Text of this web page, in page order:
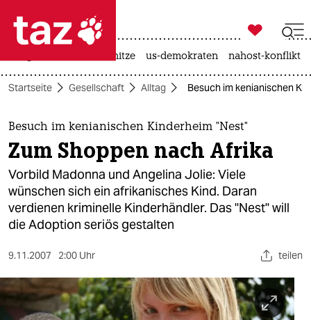
 taz zahl ich
taz zahl ich
themen
politik
öko
gesellschaft
kultur
sport
berlin

taz zahl ich
hitze us-demokraten nahost-konflikt
Startseite Gesellschaft Alltag Besuch im kenianischen
Besuch im kenianischen Kinderheim "Nest"
Zum Shoppen nach Afrika
Vorbild Madonna und Angelina Jolie: Viele
wünschen sich ein afrikanisches Kind. Daran
verdienen kriminelle Kinderhändler. Das "Nest" will
die Adoption seriös gestalten
9.11.2007 2:00 Uhr teilen